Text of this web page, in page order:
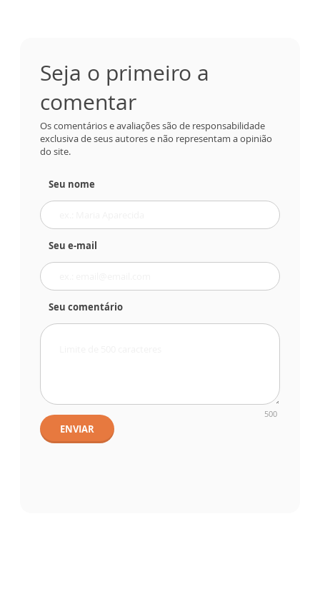
Seja o primeiro a
comentar
Os comentários e avaliações são de responsabilidade
exclusiva de seus autores e não representam a opinião
do site.
Seu nome
Seu e-mail
Seu comentário
500
ENVIAR